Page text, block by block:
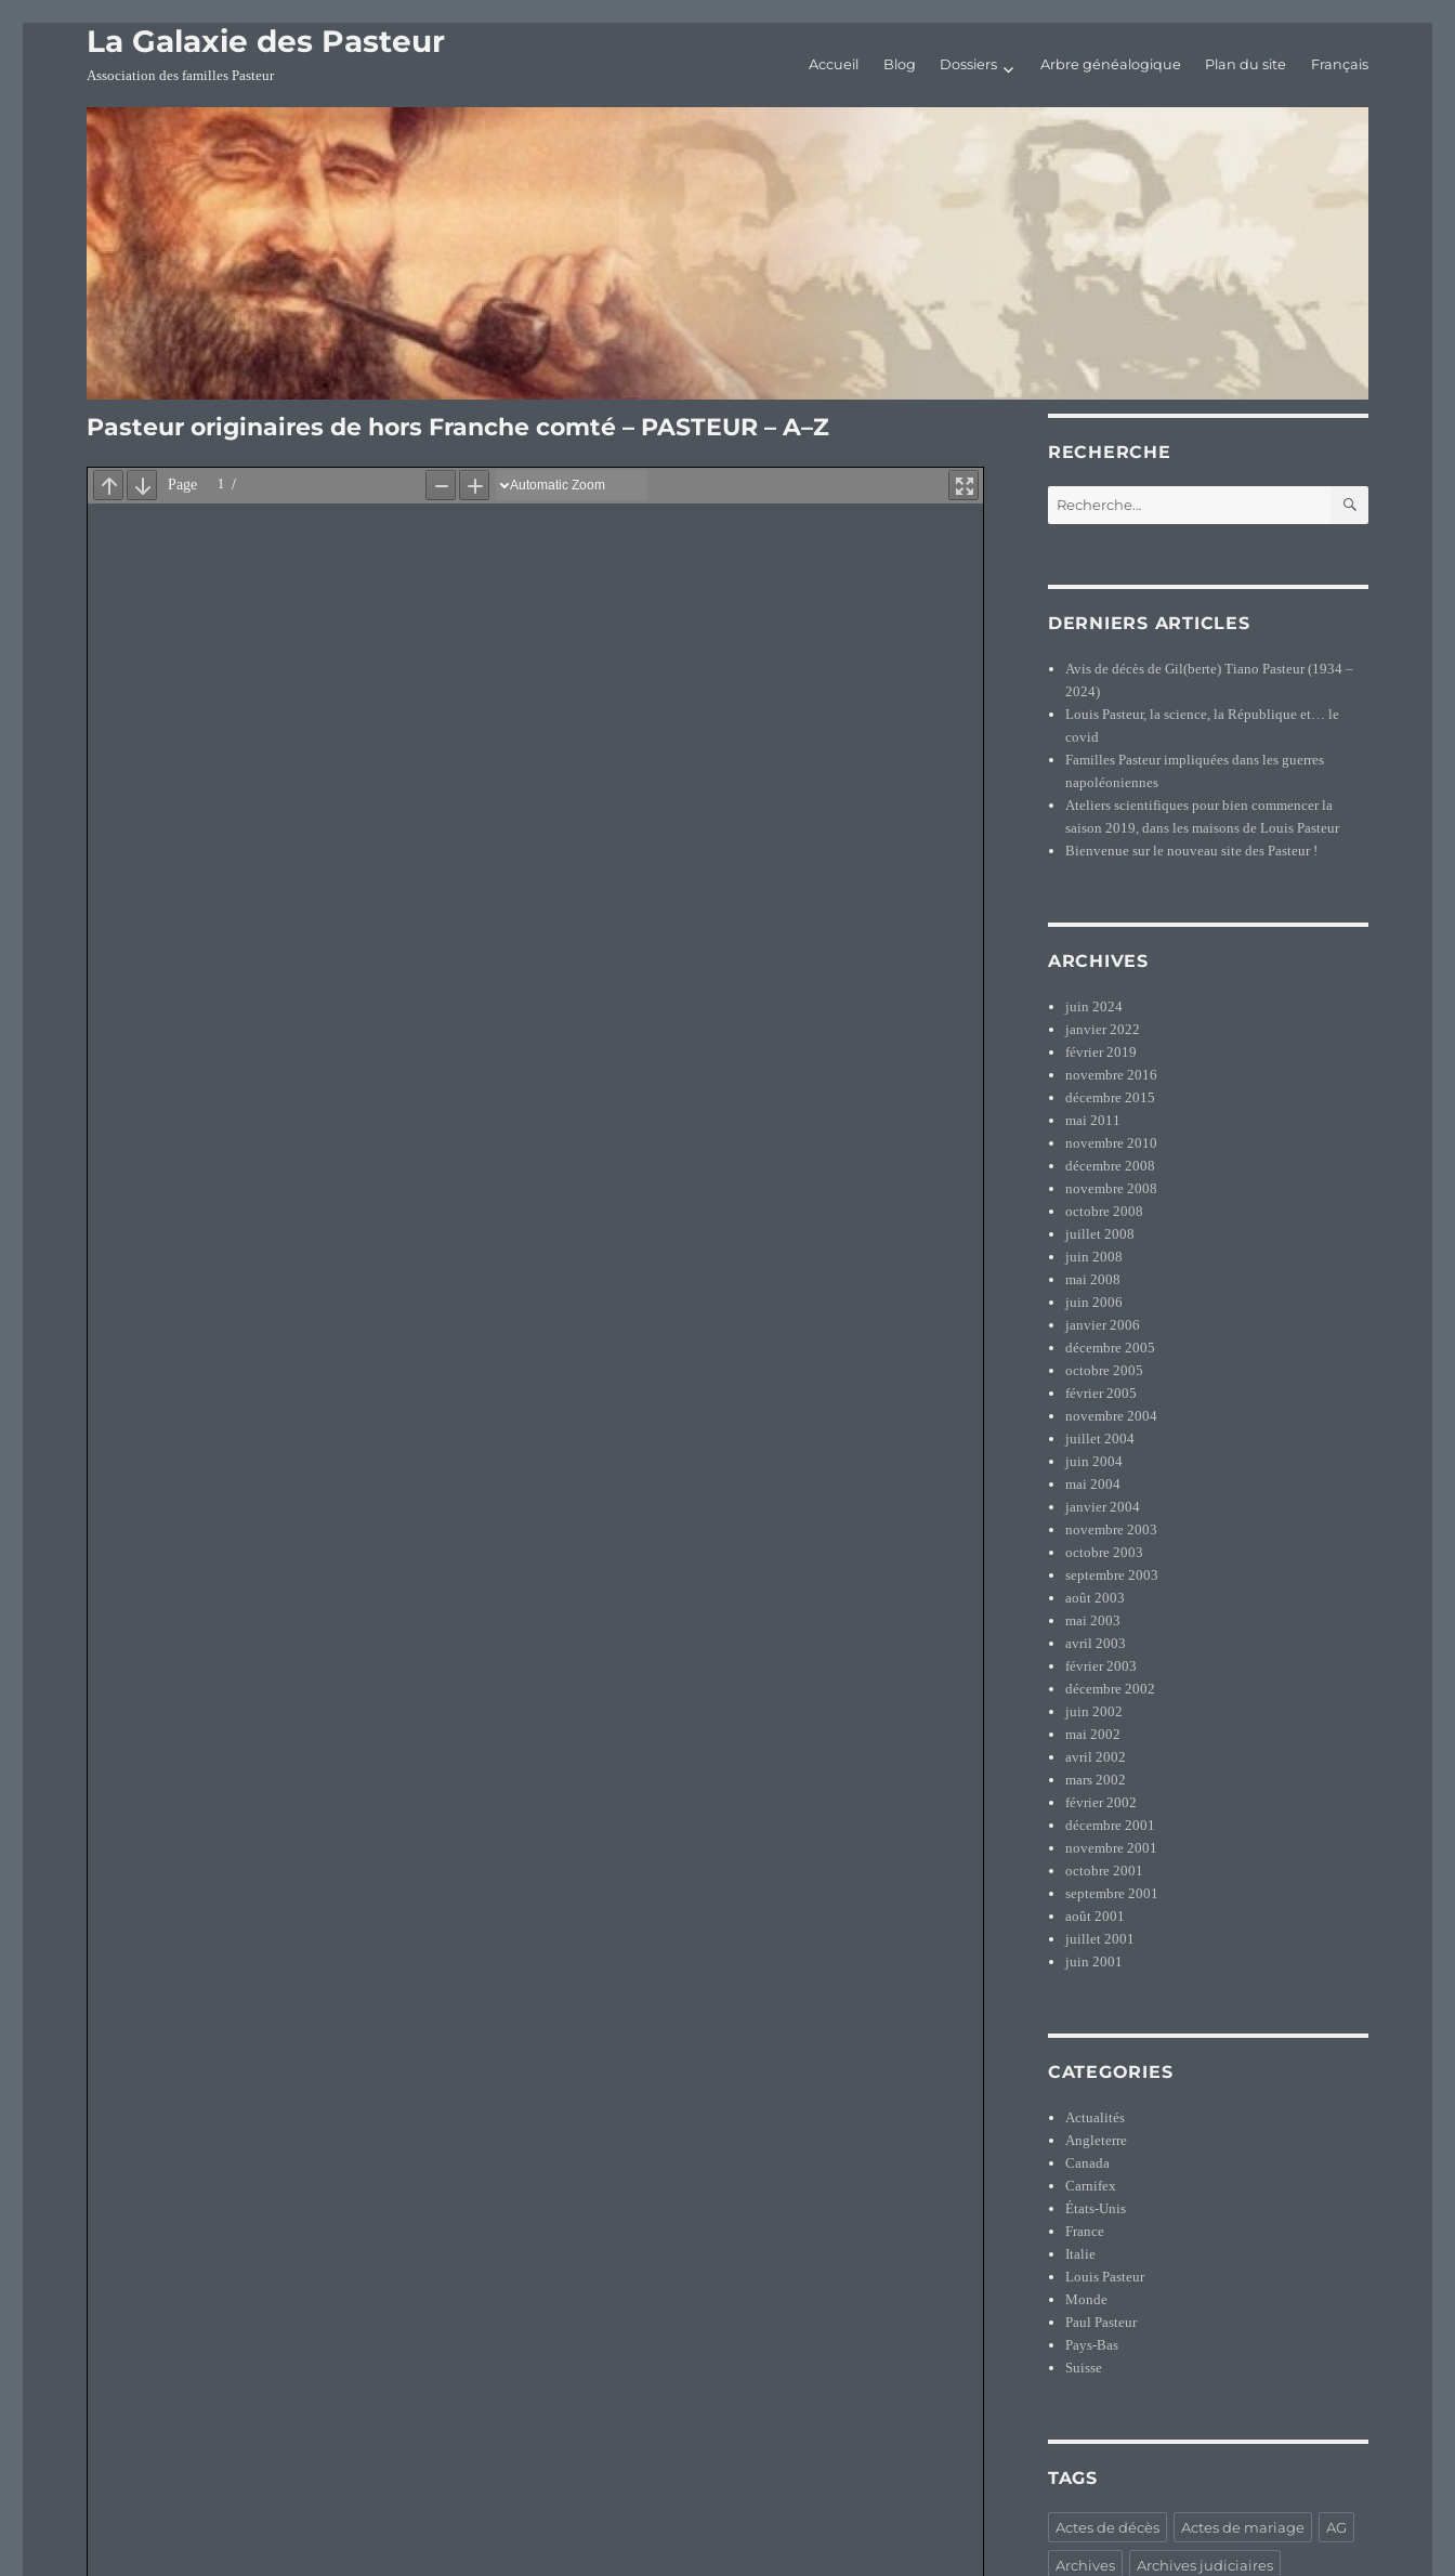
La Galaxie des Pasteur
Association des familles Pasteur
Accueil Blog Dossiers Arbre généalogique Plan du site Français
Pasteur originaires de hors Franche comté – PASTEUR – A–Z
RECHERCHE
Recherche
pour :
DERNIERS ARTICLES
Avis de décès de Gil(berte) Tiano Pasteur (1934 –
2024)
Louis Pasteur, la science, la République et… le
covid
Familles Pasteur impliquées dans les guerres
napoléoniennes
Ateliers scientifiques pour bien commencer la
saison 2019, dans les maisons de Louis Pasteur
Bienvenue sur le nouveau site des Pasteur !
ARCHIVES
juin 2024
janvier 2022
février 2019
novembre 2016
décembre 2015
mai 2011
novembre 2010
décembre 2008
novembre 2008
octobre 2008
juillet 2008
juin 2008
mai 2008
juin 2006
janvier 2006
décembre 2005
octobre 2005
février 2005
novembre 2004
juillet 2004
juin 2004
mai 2004
janvier 2004
novembre 2003
octobre 2003
septembre 2003
août 2003
mai 2003
avril 2003
février 2003
décembre 2002
juin 2002
mai 2002
avril 2002
mars 2002
février 2002
décembre 2001
novembre 2001
octobre 2001
septembre 2001
août 2001
juillet 2001
juin 2001
CATEGORIES
Actualités
Angleterre
Canada
Carnifex
États-Unis
France
Italie
Louis Pasteur
Monde
Paul Pasteur
Pays-Bas
Suisse
TAGS
Actes de décès Actes de mariage AG
Archives Archives judiciaires